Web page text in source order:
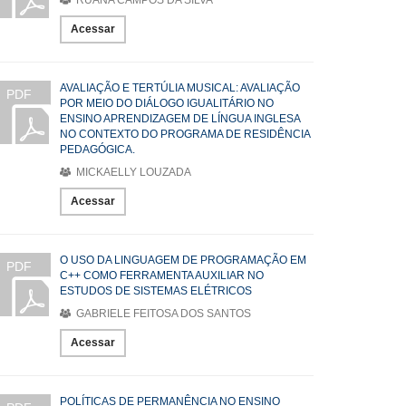
Acessar
PDF
AVALIAÇÃO E TERTÚLIA MUSICAL: AVALIAÇÃO
POR MEIO DO DIÁLOGO IGUALITÁRIO NO
ENSINO APRENDIZAGEM DE LÍNGUA INGLESA
NO CONTEXTO DO PROGRAMA DE RESIDÊNCIA
PEDAGÓGICA.
MICKAELLY LOUZADA
Acessar
PDF
O USO DA LINGUAGEM DE PROGRAMAÇÃO EM
C++ COMO FERRAMENTA AUXILIAR NO
ESTUDOS DE SISTEMAS ELÉTRICOS
GABRIELE FEITOSA DOS SANTOS
Acessar
POLÍTICAS DE PERMANÊNCIA NO ENSINO